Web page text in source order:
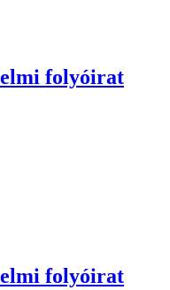
folyóirat
folyóirat